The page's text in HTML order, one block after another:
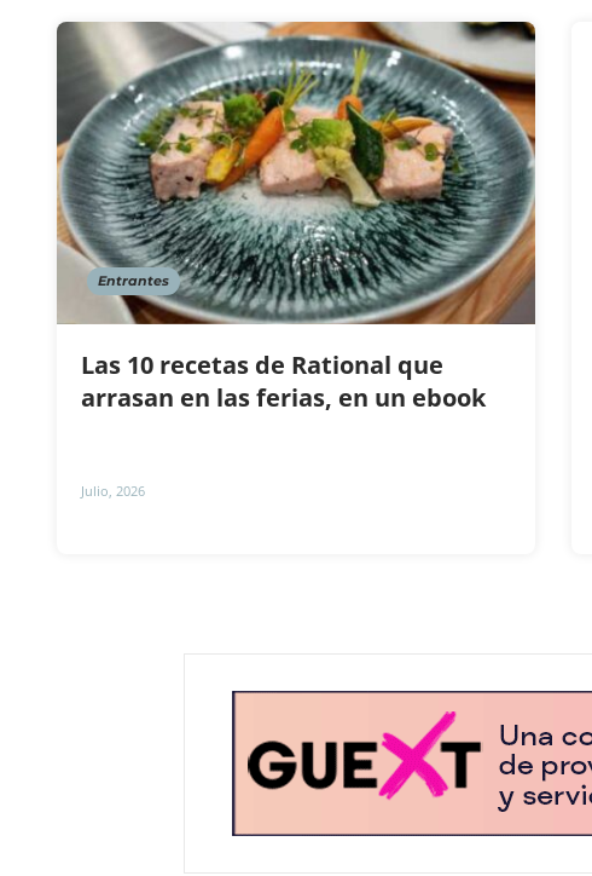
Entrantes
Las 10 recetas de Rational que
arrasan en las ferias, en un ebook
Julio, 2026